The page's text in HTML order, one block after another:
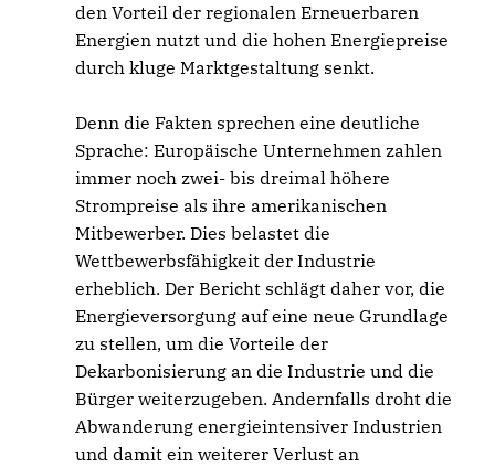
den Vorteil der regionalen Erneuerbaren
Energien nutzt und die hohen Energiepreise
durch kluge Marktgestaltung senkt.
Denn die Fakten sprechen eine deutliche
Sprache: Europäische Unternehmen zahlen
immer noch zwei- bis dreimal höhere
Strompreise als ihre amerikanischen
Mitbewerber. Dies belastet die
Wettbewerbsfähigkeit der Industrie
erheblich. Der Bericht schlägt daher vor, die
Energieversorgung auf eine neue Grundlage
zu stellen, um die Vorteile der
Dekarbonisierung an die Industrie und die
Bürger weiterzugeben. Andernfalls droht die
Abwanderung energieintensiver Industrien
und damit ein weiterer Verlust an